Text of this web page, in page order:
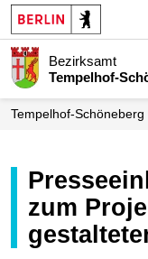
Bezirksamt
Tempelhof-
Tempelhof-Schöneberg
Presseeinladung: Anradeln
zum